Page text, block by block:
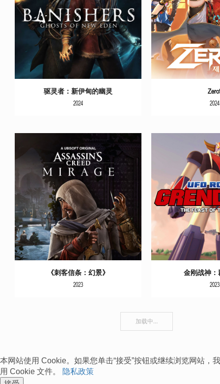
更多信息
驱灵者：新伊甸的幽灵
2024
更多
2024
更多信息
《刺客信条：幻景》
2023
更多
金刚战神：
2023
加载中…
本网站使用 Cookie。如果您单击“接受”按钮或继续浏览网站，
用 Cookie 文件。
隐私政策